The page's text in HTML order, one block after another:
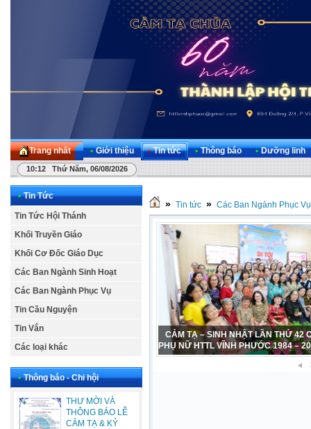
Trang nhất • Giới thiệu • Tin tức • Thông báo • Dưỡng linh
10:12 Thứ Năm, 06/08/2026
• Tin Tức
Tin Tức Hội Thánh
Khối Truyền Giáo
Khối Cơ Đốc Giáo Dục
Các Ban Ngành Sinh Hoạt
Các Ban Ngành Phục Vụ
Tin Cầu Nguyện
Tin Vắn
Các loại khác
• Thông báo - Chi hội
THƯ MỜI VÀ
THÔNG BÁO LỄ
CẢM TẠ & KỶ
» Tin tức » Các Ban Ngành Phục Vụ
CẢM TẠ – SINH NHẬT LẦN THỨ 42
PHỤ NỮ HTTL VĨNH PHƯỚC 1984 –